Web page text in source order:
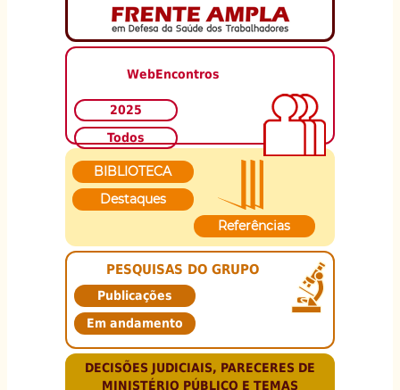
WebEncontros
2025
Todos
BIBLIOTECA
Destaques
Referências
PESQUISAS DO GRUPO
Publicações
Em andamento
DECISÕES JUDICIAIS, PARECERES DE
MINISTÉRIO PÚBLICO E TEMAS